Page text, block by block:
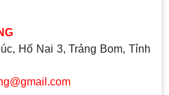
Hố Nai 3, Trảng Bom, Tỉnh